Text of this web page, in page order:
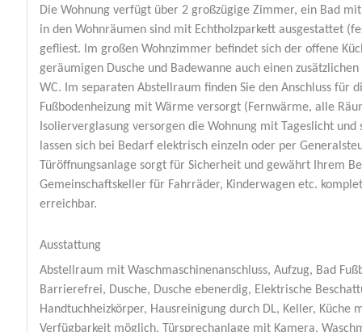
Die Wohnung verfügt über 2 großzügige Zimmer, ein Bad
in den Wohnräumen sind mit Echtholzparkett ausgestattet
gefliest. Im großen Wohnzimmer befindet sich der offene
geräumigen Dusche und Badewanne auch einen
WC. Im separaten Abstellraum finden Sie den Anschluss für
Fußbodenheizung mit Wärme versorgt (Fernwärme, alle
Isolierverglasung versorgen die Wohnung mit Tageslicht
lassen sich bei Bedarf elektrisch einzeln oder per
Türöffnungsanlage sorgt für Sicherheit und gewährt Ihrem
Gemeinschaftskeller für Fahrräder, Kinderwagen etc.
erreichbar.
Ausstattung
Abstellraum mit Waschmaschinenanschluss, Aufzug, Bad
Barrierefrei, Dusche, Dusche ebenerdig, Elektrische
Handtuchheizkörper, Hausreinigung durch DL, Keller, Küche
Verfügbarkeit möglich, Türsprechanlage mit Kamera,